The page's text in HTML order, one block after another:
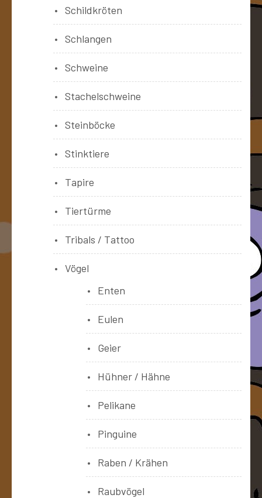
Schildkröten
Schlangen
Schweine
Stachelschweine
Steinböcke
Stinktiere
Tapire
Tiertürme
Tribals / Tattoo
Vögel
Enten
Eulen
Geier
Hühner / Hähne
Pelikane
Pinguine
Raben / Krähen
Raubvögel